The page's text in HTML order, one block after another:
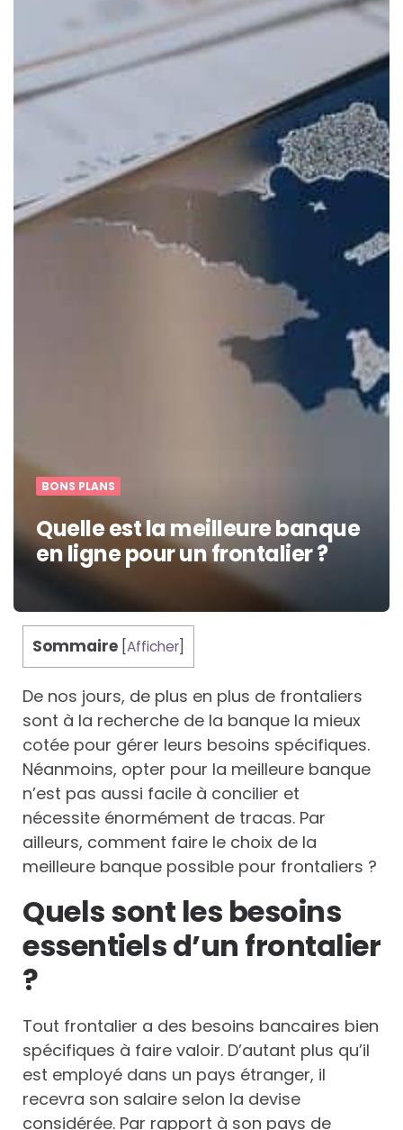
BONS PLANS
Quelle est la meilleure banque
en ligne pour un frontalier ?
Sommaire Afficher
De nos jours, de plus en plus de frontaliers
sont à la recherche de la banque la mieux
cotée pour gérer leurs besoins spécifiques.
Néanmoins, opter pour la meilleure banque
n’est pas aussi facile à concilier et
nécessite énormément de tracas. Par
ailleurs, comment faire le choix de la
meilleure banque possible pour frontaliers ?
Quels sont les besoins
essentiels d’un frontalier
?
Tout frontalier a des besoins bancaires bien
spécifiques à faire valoir. D’autant plus qu’il
est employé dans un pays étranger, il
recevra son salaire selon la devise
considérée. Par rapport à son pays de